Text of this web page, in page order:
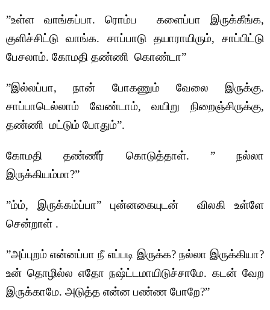
”உள்ள வாங்கப்பா. ரொம்ப களைப்பா இருக்கீங்க,
குளிச்சிட்டு வாங்க. சாப்பாடு தயாராயிரும், சாப்பிட்டு
பேசலாம். கோமதி தண்ணி கொண்டா”
”இல்லப்பா, நான் போகணும் வேலை இருக்கு.
சாப்பாடெல்லாம் வேண்டாம், வயிறு நிறைஞ்சிருக்கு,
தண்ணி மட்டும் போதும்”.
கோமதி தண்ணீர் கொடுத்தாள். ” நல்லா
இருக்கியம்மா?”
”ம்ம், இருக்கம்ப்பா” புன்னகையுடன் விலகி உள்ளே
சென்றாள் .
”அப்புறம் என்னப்பா நீ எப்படி இருக்க? நல்லா இருக்கியா?
உன் தொழில்ல எதோ நஷ்ட்டமாயிடுச்சாமே. கடன் வேற
இருக்காமே. அடுத்த என்ன பண்ண போறே?”